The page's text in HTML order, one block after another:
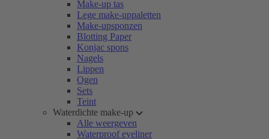
Make-up tas
Lege make-uppaletten
Make-upsponzen
Blotting Paper
Konjac spons
Nagels
Lippen
Ogen
Sets
Teint
Waterdichte make-up
Alle weergeven
Waterproof eyeliner